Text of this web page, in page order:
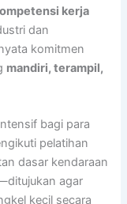
kerja
dan
komitmen
mandiri, terampil,
bagi para
pelatihan
dasar kendaraan
agar
kecil secara